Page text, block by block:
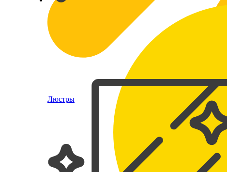
Люстры